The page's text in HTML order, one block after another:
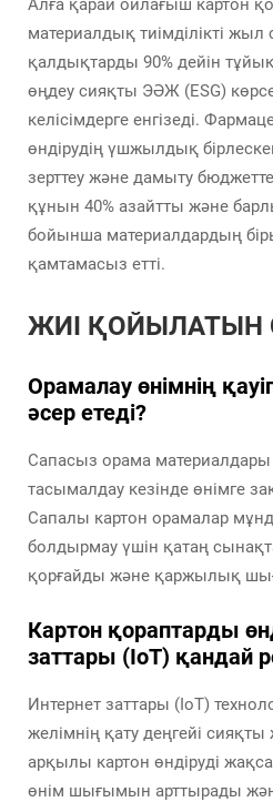
Алға қарай ойлағыш картон
материалдық тиімділікті
қалдықтарды 90% дейін
өңдеу сияқты ЭӘЖ (ESG)
келісімдерге енгізеді.
өндірудің үшжылдық
зерттеу және дамыту
құнын 40% азайтты және
бойынша материалдардың
қамтамасыз етті.
ЖИІ ҚОЙЫЛАТЫН
Орамалау өнімнің
әсер етеді?
Сапасыз орама
тасымалдау кезінде өнімге
Сапалы картон орамалар
болдырмау үшін қатаң
қорғайды және қаржылық
Картон қораптарды
заттары (IoT) қандай
Интернет заттары (IoT)
желімнің қату деңгейі
арқылы картон өндіруді
өнім шығымын арттырады